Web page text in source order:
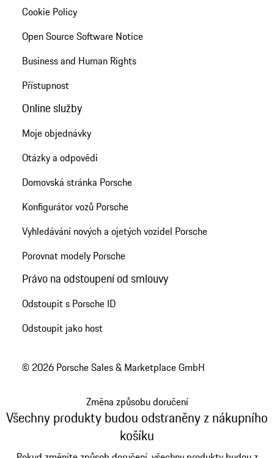
Cookie Policy
Open Source Software Notice
Business and Human Rights
Přístupnost
Online služby
Moje objednávky
Otázky a odpovědi
Domovská stránka Porsche
Konfigurátor vozů Porsche
Vyhledávání nových a ojetých vozidel Porsche
Porovnat modely Porsche
Právo na odstoupení od smlouvy
Odstoupit s Porsche ID
Odstoupit jako host
© 2026 Porsche Sales & Marketplace GmbH
Změna způsobu doručení
Všechny produkty budou odstraněny z nákupního
košíku